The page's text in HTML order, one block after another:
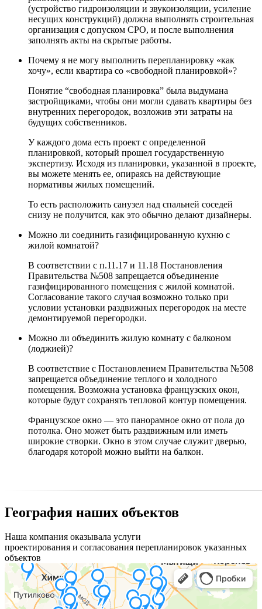
(устройство гидроизоляции и звукоизоляции, усиление
несущих конструкций) должна выполнять строительная
организация с допуском СРО, и после выполнения
заполнять акты на скрытые работы.
Почему я не могу выполнить перепланировку «как
хочу», если квартира со «свободной планировкой»?
Понятие “свободная планировка” была выдумана
застройщиками, чтобы они могли сдавать квартиры без
внутренних перегородок, возложив эти затраты на
будущих собственников.
У каждого дома есть проект с определенной
планировкой, который прошел государственную
экспертизу. Исходя из планировки, указанной в проекте,
вы можете менять ее, опираясь на действующие
нормативы жилых помещений.
То есть расположить санузел над спальней соседей
снизу не получится, как это обычно делают дизайнеры.
Можно ли соединить газифицированную кухню с
жилой комнатой?
В соответствии с п.11.17 и 11.18 Постановления
Правительства №508 запрещается объединение
газифицированного помещения с жилой комнатой.
Согласование такого случая возможно только при
условии установки раздвижных перегородок на месте
демонтируемой перегородки.
Можно ли объединить жилую комнату с балконом
(лоджией)?
В соответствие с Постановлением Правительства №508
запрещается объединение теплого и холодного
помещения. Возможна установка французских окон,
которые будут сохранять тепловой контур помещения.
Французское окно — это панорамное окно от пола до
потолка. Оно может быть раздвижным или иметь
широкие створки. Окно в этом случае служит дверью,
благодаря которой можно выйти на балкон.
География наших объектов
Наша компания оказывала услуги
проектирования и согласования перепланировок указанных
объектов